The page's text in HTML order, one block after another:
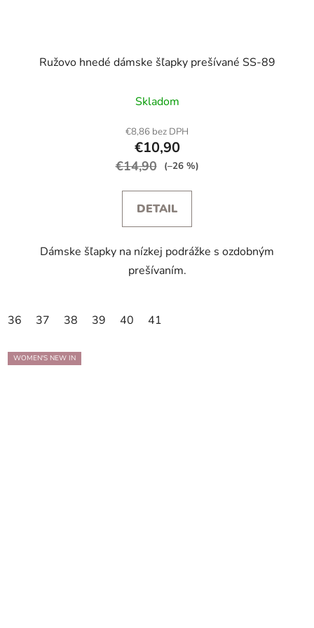
Ružovo hnedé dámske šľapky prešívané SS-89
Skladom
€8,86 bez DPH
€10,90
€14,90 (–26 %)
DETAIL
Dámske šľapky na nízkej podrážke s ozdobným
prešívaním.
36 37 38 39 40 41
WOMEN'S NEW IN